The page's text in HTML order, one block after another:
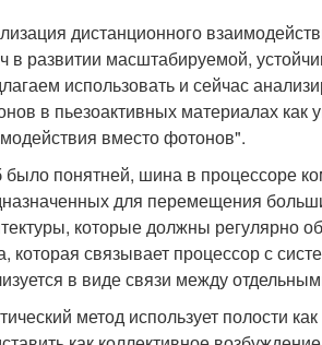
дистанционного
в развитии масштабируемой,
использовать и сейчас
в пьезоактивных материалах как
вместо фотонов".
было понятней, шина в процессоре
для перемещения
которые должны регулярно
которая связывает процессор с
в виде связи между
метод использует полости